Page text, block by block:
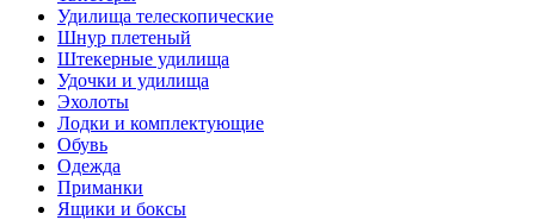
Удилища телескопические
Шнур плетеный
Штекерные удилища
Удочки и удилища
Эхолоты
Лодки и комплектующие
Обувь
Одежда
Приманки
Ящики и боксы